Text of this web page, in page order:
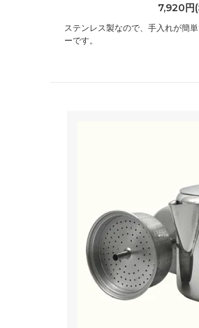
7,920円
ステンレス製なので、手入れが簡
ーです。